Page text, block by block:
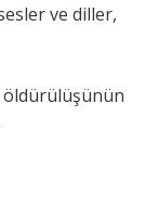
ve diller,
öldürülüşünün